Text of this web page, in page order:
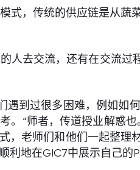
式，传统的供应链是从
人去交流，还有在交流
遇到过很多困难，例如如
。“师者，传道授业解惑
，老师们和他们一起整
地在GIC7中展示自己的